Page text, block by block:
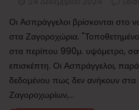
Οι Ασπράγγελοι βρίσκονται στο
στα Ζαγοροχώρια.
στα περίπου 990μ. υψόμετρο,
επισκέπτη. Οι Ασπράγγελοι,
δεδομένου πως δεν ανήκουν
Ζαγοροχωρίων,...